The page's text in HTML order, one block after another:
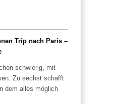
Trip nach Paris –
schwierig, mit
Zu sechst schafft
dem alles möglich